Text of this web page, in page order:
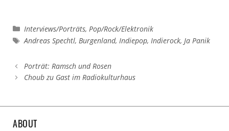
Kategorien
Interviews/Porträts, Pop/Rock/Elektronik
Schlagwörter
Andreas Spechtl,Burgenland,Indiepop,Indierock,Ja Panik
Porträt: Ramsch und Rosen
Choub zu Gast im Radiokulturhaus
ABOUT